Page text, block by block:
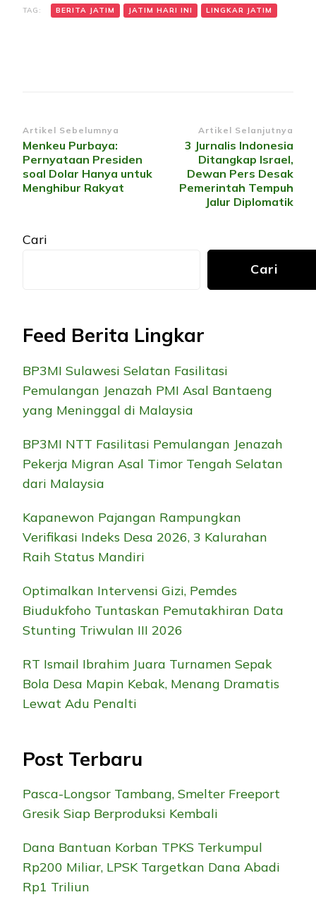
TAG: BERITA JATIM JATIM HARI INI LINGKAR JATIM
Navigasi
Artikel
Artikel Sebelumnya
Menkeu Purbaya:
Pernyataan Presiden
soal Dolar Hanya untuk
Menghibur Rakyat
Artikel Selanjutnya
3 Jurnalis Indonesia
Ditangkap Israel,
Dewan Pers Desak
Pemerintah Tempuh
Jalur Diplomatik
Cari
Cari
Feed Berita Lingkar
BP3MI Sulawesi Selatan Fasilitasi
Pemulangan Jenazah PMI Asal Bantaeng
yang Meninggal di Malaysia
BP3MI NTT Fasilitasi Pemulangan Jenazah
Pekerja Migran Asal Timor Tengah Selatan
dari Malaysia
Kapanewon Pajangan Rampungkan
Verifikasi Indeks Desa 2026, 3 Kalurahan
Raih Status Mandiri
Optimalkan Intervensi Gizi, Pemdes
Biudukfoho Tuntaskan Pemutakhiran Data
Stunting Triwulan III 2026
RT Ismail Ibrahim Juara Turnamen Sepak
Bola Desa Mapin Kebak, Menang Dramatis
Lewat Adu Penalti
Post Terbaru
Pasca-Longsor Tambang, Smelter Freeport
Gresik Siap Berproduksi Kembali
Dana Bantuan Korban TPKS Terkumpul
Rp200 Miliar, LPSK Targetkan Dana Abadi
Rp1 Triliun